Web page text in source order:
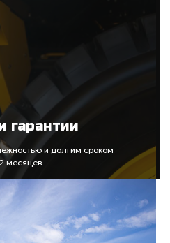
гарантии
и долгим сроком
месяцев.